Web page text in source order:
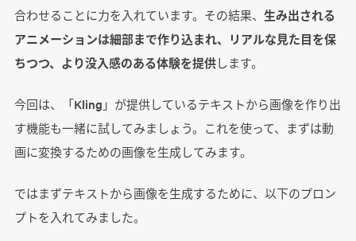
合わせることに力を入れています。その結果、 生み出される
アニメーションは細部まで作り込まれ、リアルな見た目を保
ちつつ、より没入感のある体験を提供します。
今回は、「Kling」が提供しているテキストから画像を作り出
す機能も一緒に試してみましょう。これを使って、まずは動
画に変換するための画像を生成してみます。
ではまずテキストから画像を生成するために、以下のプロン
プトを入れてみました。